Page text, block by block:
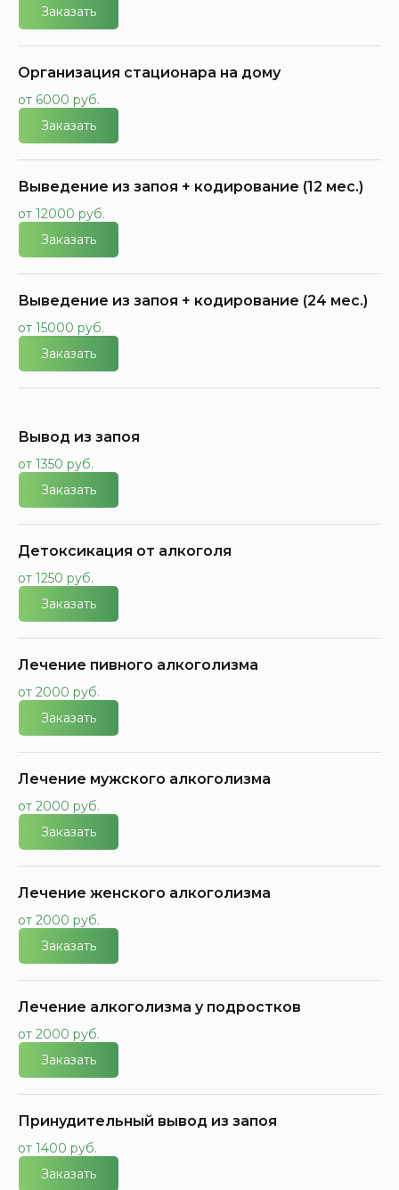
Заказать
Организация стационара на дому
от 6000 руб.
Заказать
Выведение из запоя + кодирование (12 мес.)
от 12000 руб.
Заказать
Выведение из запоя + кодирование (24 мес.)
от 15000 руб.
Заказать
Вывод из запоя
от 1350 руб.
Заказать
Детоксикация от алкоголя
от 1250 руб.
Заказать
Лечение пивного алкоголизма
от 2000 руб.
Заказать
Лечение мужского алкоголизма
от 2000 руб.
Заказать
Лечение женского алкоголизма
от 2000 руб.
Заказать
Лечение алкоголизма у подростков
от 2000 руб.
Заказать
Принудительный вывод из запоя
от 1400 руб.
Заказать